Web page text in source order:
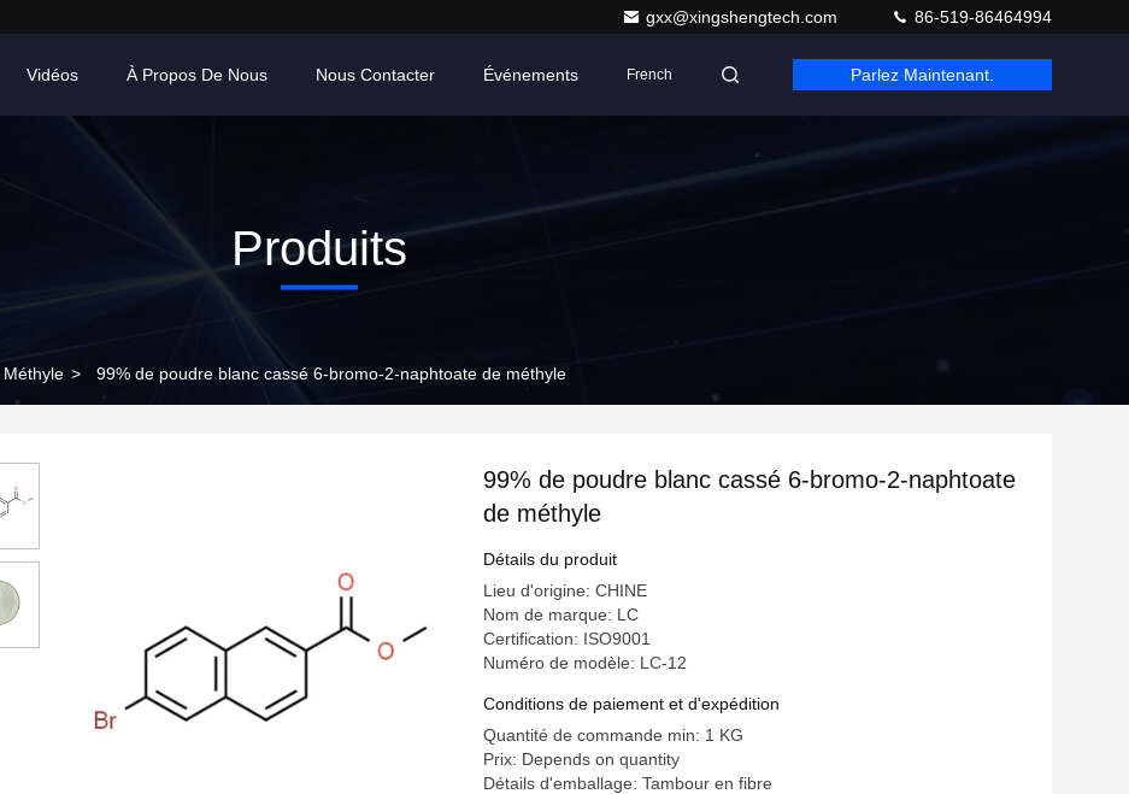
gxx@xingshengtech.com 86-519-86464994
Vidéos À Propos De Nous Nous Contacter Événements French Parlez Maintenant.
Produits
> 99% de poudre blanc cassé 6-bromo-2-naphtoate de méthyle
99% de poudre blanc cassé 6-bromo-2-naphtoate
de méthyle
Détails du produit
Lieu d'origine: CHINE
Nom de marque: LC
Certification: ISO9001
Numéro de modèle: LC-12
Conditions de paiement et d'expédition
Quantité de commande min: 1 KG
Prix: Depends on quantity
Détails d'emballage: Tambour en fibre